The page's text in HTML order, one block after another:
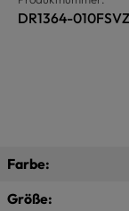
DR1364-
Farbe:
Größe: